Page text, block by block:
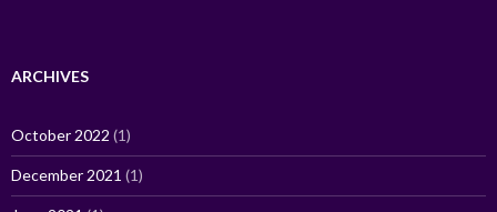
ARCHIVES
October 2022 (1)
December 2021 (1)